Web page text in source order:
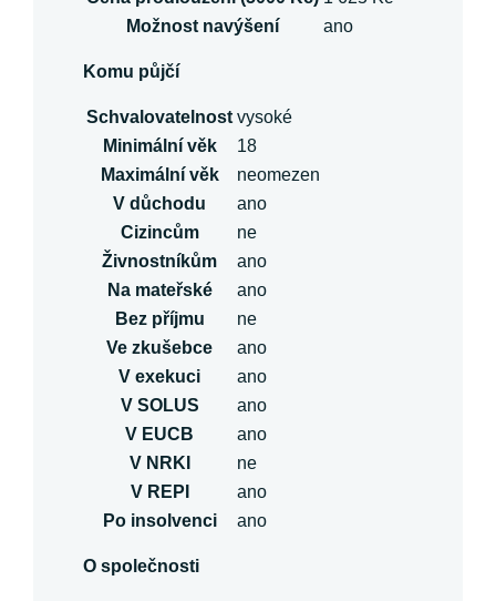
Možnost navýšení
ano
Komu půjčí
Schvalovatelnost vysoké
Minimální věk
18
Maximální věk
neomezen
V důchodu
ano
Cizincům
ne
Živnostníkům
ano
Na mateřské
ano
Bez příjmu
ne
Ve zkušebce
ano
V exekuci
ano
V SOLUS
ano
V EUCB
ano
V NRKI
ne
V REPI
ano
Po insolvenci
ano
O společnosti